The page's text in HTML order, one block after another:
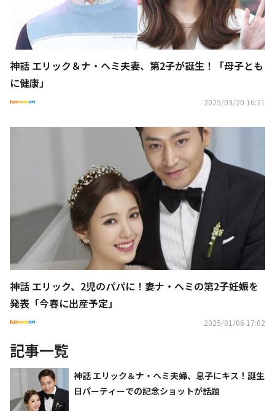
神話 エリック＆ナ・ヘミ夫妻、第2子が誕生！「母子とも
に健康」
2025/03/20 16:21
神話 エリック、2児のパパに！妻ナ・ヘミの第2子妊娠を
発表「今春に出産予定」
2025/01/06 17:02
記事一覧
神話 エリック＆ナ・ヘミ夫婦、息子にキス！誕生
日パーティーでの記念ショットが話題